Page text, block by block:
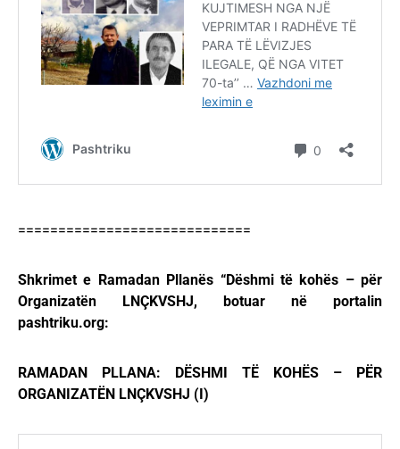
=============================
Shkrimet e Ramadan Pllanës “Dëshmi të kohës – për
Organizatën LNÇKVSHJ, botuar në portalin
pashtriku.org:
RAMADAN PLLANA: DËSHMI TË KOHËS – PËR
ORGANIZATËN LNÇKVSHJ (I)